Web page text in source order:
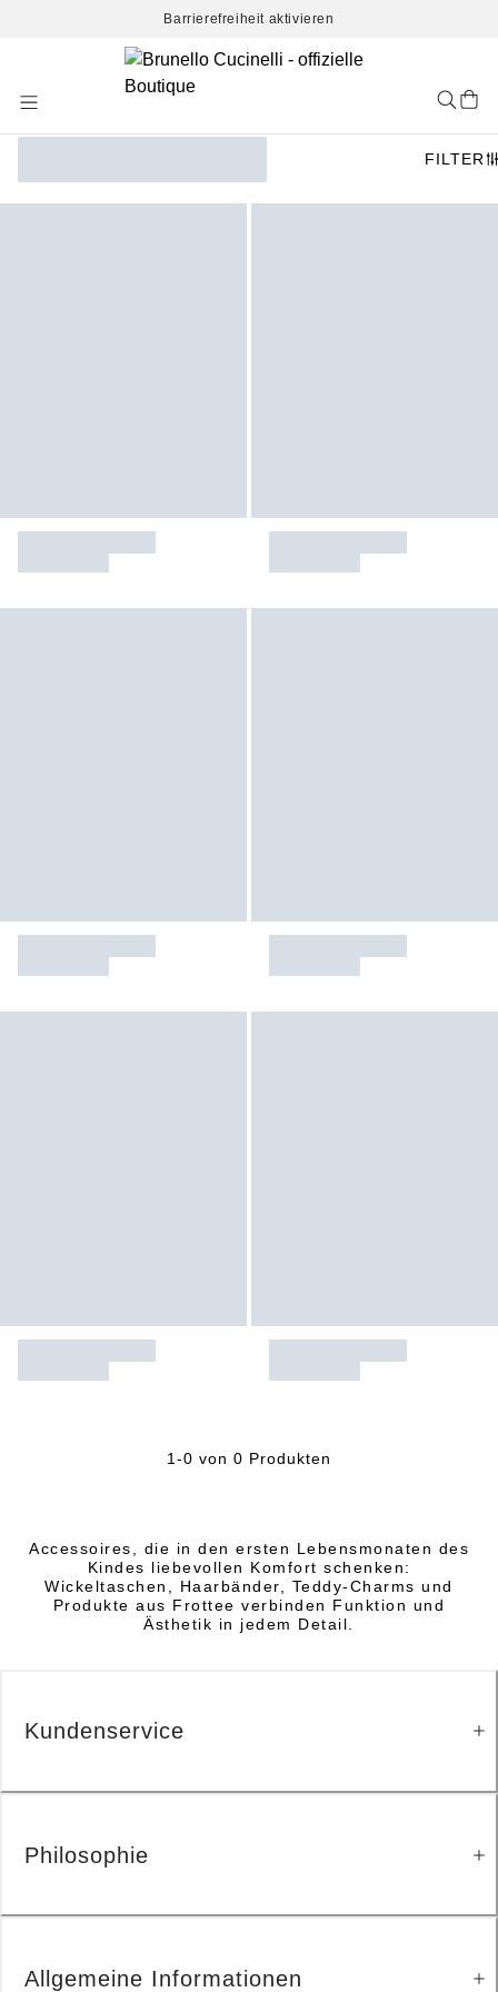
Barrierefreiheit aktivieren
Content
FILTER
1-0 von 0 Produkten
Accessoires, die in den ersten Lebensmonaten des
Kindes liebevollen Komfort schenken:
Wickeltaschen, Haarbänder, Teddy-Charms und
Produkte aus Frottee verbinden Funktion und
Ästhetik in jedem Detail.
Kundenservice
Philosophie
Allgemeine Informationen